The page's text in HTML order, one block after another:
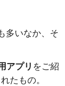
多いなか、そ
アプリ をご紹
たもの。